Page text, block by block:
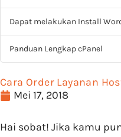
Dapat melakukan Install
Panduan Lengkap cPanel
Cara Order Layanan
Mei 17, 2018
Hai sobat! Jika kamu